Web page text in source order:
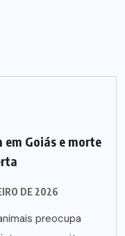
em Goiás e morte
DE 2026
preocupa